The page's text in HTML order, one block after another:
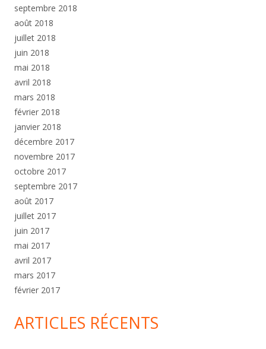
septembre 2018
août 2018
juillet 2018
juin 2018
mai 2018
avril 2018
mars 2018
février 2018
janvier 2018
décembre 2017
novembre 2017
octobre 2017
septembre 2017
août 2017
juillet 2017
juin 2017
mai 2017
avril 2017
mars 2017
février 2017
ARTICLES RÉCENTS